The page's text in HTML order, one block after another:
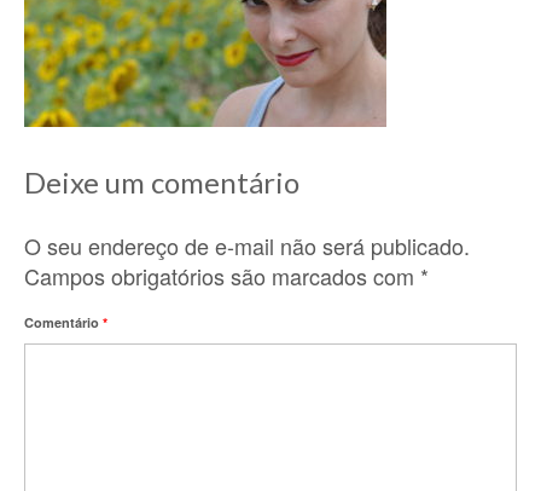
Deixe um comentário
O seu endereço de e-mail não será publicado.
Campos obrigatórios são marcados com *
Comentário *